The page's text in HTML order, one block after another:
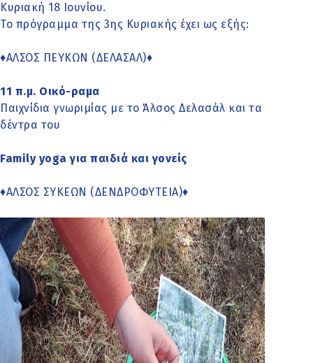
Κυριακή 18 Ιουνίου.
Το πρόγραμμα της 3ης Κυριακής έχει ως εξής:
♦ΑΛΣΟΣ ΠΕΥΚΩΝ (ΔΕΛΑΣΑΛ)♦
11 π.μ. Οικό-ραμα
Παιχνίδια γνωριμίας με το Άλσος Δελασάλ και τα
δέντρα του
Family yoga για παιδιά και γονείς
♦ΑΛΣΟΣ ΣΥΚΕΩΝ (ΔΕΝΔΡΟΦΥΤΕΙΑ)♦